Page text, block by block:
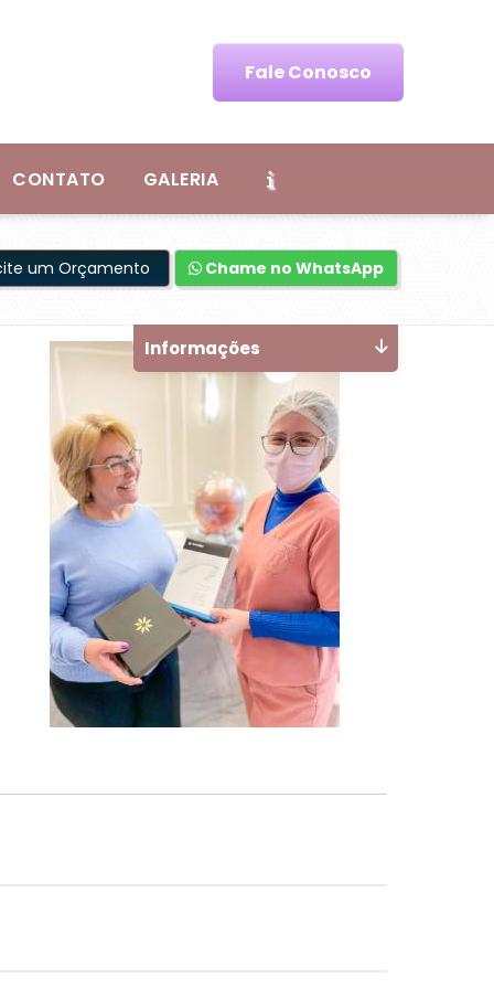
Fale Conosco
CONTATO GALERIA
um Orçamento Chame no WhatsApp
Informações